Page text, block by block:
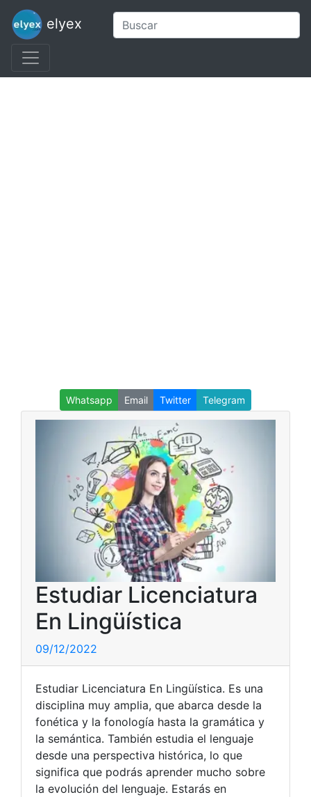
elyex
Whatsapp Email Twitter Telegram
Estudiar Licenciatura
En Lingüística
09/12/2022
Estudiar Licenciatura En Lingüística. Es una
disciplina muy amplia, que abarca desde la
fonética y la fonología hasta la gramática y
la semántica. También estudia el lenguaje
desde una perspectiva histórica, lo que
significa que podrás aprender mucho sobre
la evolución del lenguaje. Estarás en